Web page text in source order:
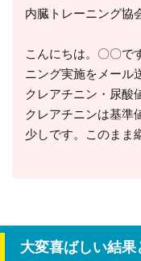
内臓トレーニング協
こんにちは。〇〇で
ニング実施をメール
クレアチニン・尿酸
クレアチニンは基準
少しです。このまま
大変喜ばしい結果